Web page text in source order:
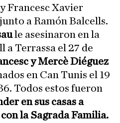
Francesc Xavier
a Ramón Balcells.
le asesinaron en la
a Terrassa el 27 de
y Mercè Diéguez
en Can Tunis el 19
Todos estos fueron
en sus casas a
la Sagrada Familia.